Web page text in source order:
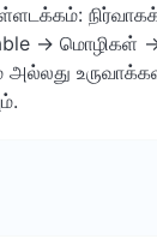
நிர்வாகக்
-> மொழிகள்
அல்லது